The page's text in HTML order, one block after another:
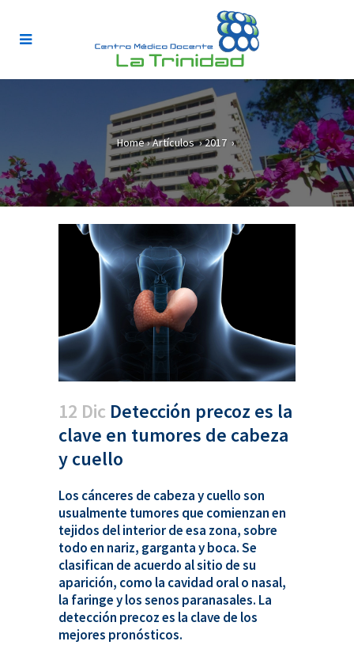
Home›Artículos›2017 ›
12 Dic Detección precoz es la
clave en tumores de cabeza
y cuello
Los cánceres de cabeza y cuello son
usualmente tumores que comienzan en
tejidos del interior de esa zona, sobre
todo en nariz, garganta y boca. Se
clasifican de acuerdo al sitio de su
aparición, como la cavidad oral o nasal,
la faringe y los senos paranasales. La
detección precoz es la clave de los
mejores pronósticos.